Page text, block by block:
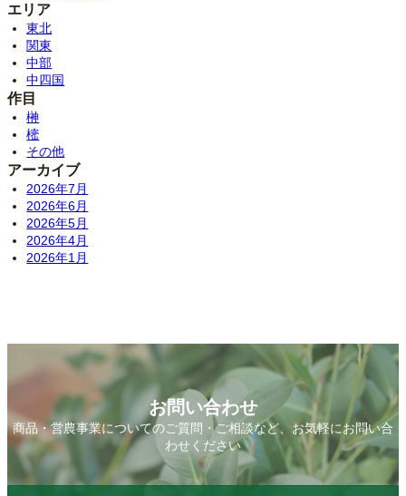
エリア
東北
関東
中部
中四国
作目
榊
樒
その他
アーカイブ
2026年7月
2026年6月
2026年5月
2026年4月
2026年1月
お問い合わせ
商品・営農事業についてのご質問・ご相談など、お気軽にお問い合
わせください